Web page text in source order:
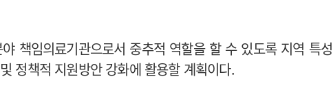
책임의료기관으로서 중추적 역할을 할 수 있도록 지역 특성
정책적 지원방안 강화에 활용할 계획이다.